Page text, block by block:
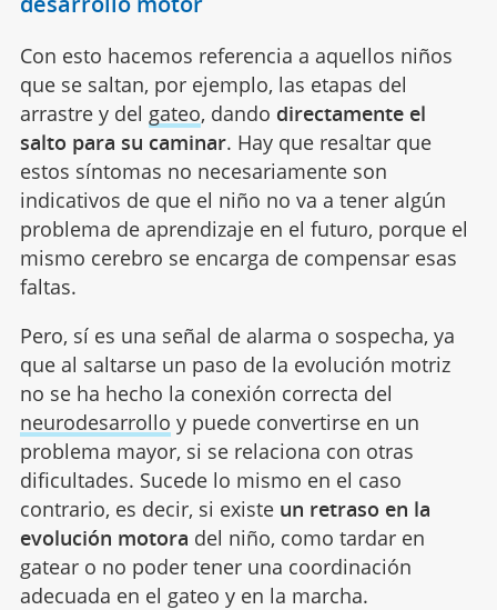
Con esto hacemos referencia a aquellos niños
que se saltan, por ejemplo, las etapas del
arrastre y del gateo, dando directamente el
salto para su caminar. Hay que resaltar que
estos síntomas no necesariamente son
indicativos de que el niño no va a tener algún
problema de aprendizaje en el futuro, porque el
mismo cerebro se encarga de compensar esas
faltas.
Pero, sí es una señal de alarma o sospecha, ya
que al saltarse un paso de la evolución motriz
no se ha hecho la conexión correcta del
neurodesarrollo y puede convertirse en un
problema mayor, si se relaciona con otras
dificultades. Sucede lo mismo en el caso
contrario, es decir, si existe un retraso en la
evolución motora del niño, como tardar en
gatear o no poder tener una coordinación
adecuada en el gateo y en la marcha.